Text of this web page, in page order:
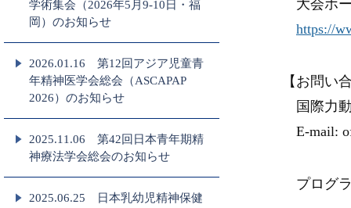
大会ホー
https://
【お問い
国際力
E-mail:
プログ
学術集会（2026年5月9-10日・福
岡）のお知らせ
2026.01.16 第12回アジア児童青
年精神医学会総会（ASCAPAP
2026）のお知らせ
2025.11.06 第42回日本青年期精
神療法学会総会のお知らせ
2025.06.25 日本乳幼児精神保健